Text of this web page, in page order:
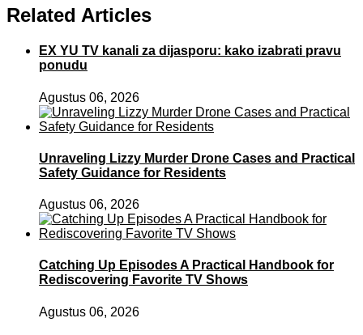
Related Articles
EX YU TV kanali za dijasporu: kako izabrati pravu
ponudu
Agustus 06, 2026
Unraveling Lizzy Murder Drone Cases and Practical
Safety Guidance for Residents
Agustus 06, 2026
Catching Up Episodes A Practical Handbook for
Rediscovering Favorite TV Shows
Agustus 06, 2026